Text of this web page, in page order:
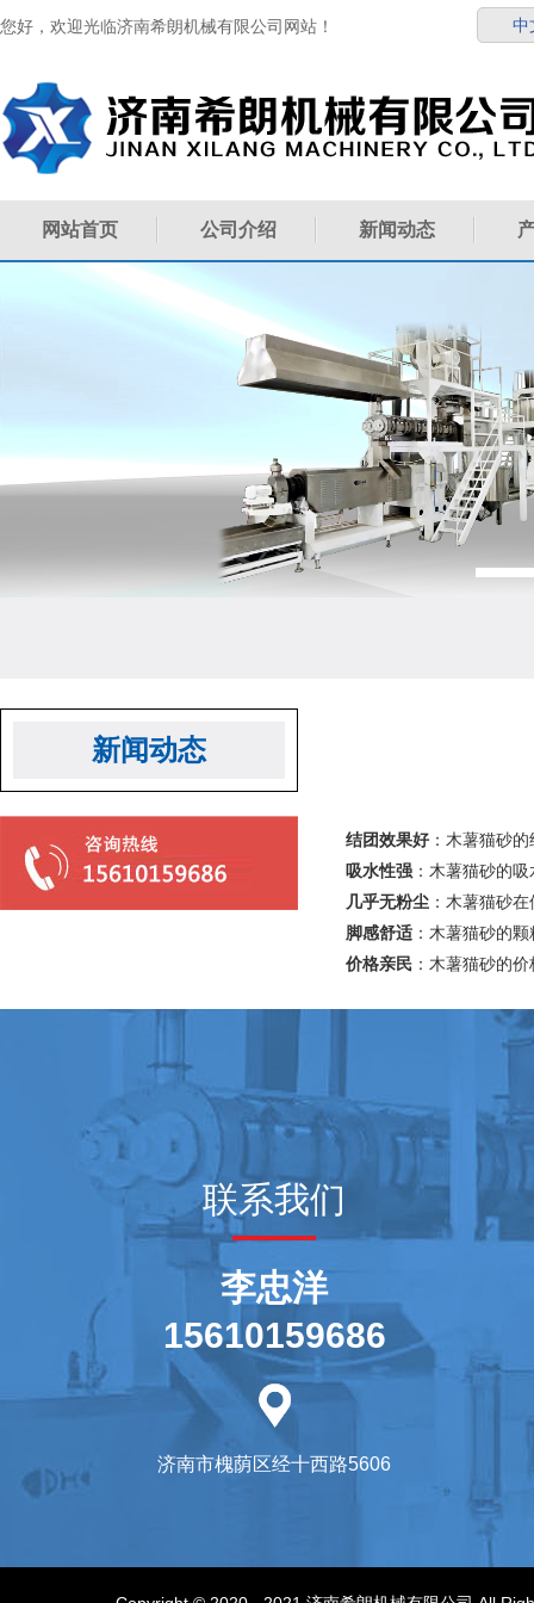
您好，欢迎光临济南希朗机械有限公司网站！ 中
网站首页 公司介绍 新闻动态
结团效果好 ：木薯猫砂
吸水性强 ：木薯猫砂的
几乎无粉尘 ：木薯猫砂
脚感舒适 ：木薯猫砂的
价格亲民 ：木薯猫砂的
新闻动态
联系我们
李忠洋
15610159686
济南市槐荫区经十西路5606